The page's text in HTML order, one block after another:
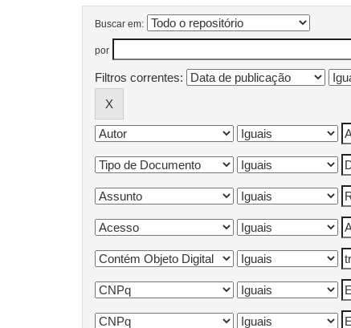
Buscar em:
por
Filtros correntes: